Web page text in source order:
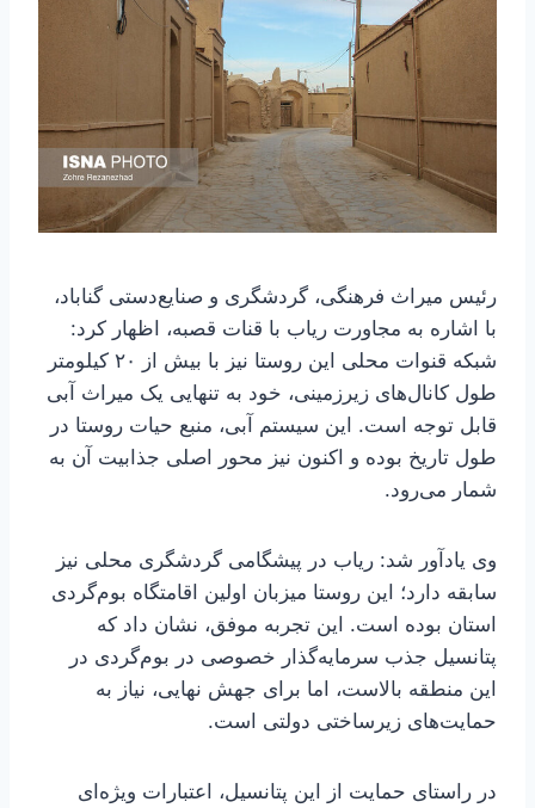
رئیس میراث فرهنگی، گردشگری و صنایع‌دستی گناباد،
با اشاره به مجاورت ریاب با قنات قصبه، اظهار کرد:
شبکه قنوات محلی این روستا نیز با بیش از ۲۰ کیلومتر
طول کانال‌های زیرزمینی، خود به تنهایی یک میراث آبی
قابل توجه است. این سیستم آبی، منبع حیات روستا در
طول تاریخ بوده و اکنون نیز محور اصلی جذابیت آن به
شمار می‌رود.
وی یادآور شد: ریاب در پیشگامی گردشگری محلی نیز
سابقه دارد؛ این روستا میزبان اولین اقامتگاه بوم‌گردی
استان بوده است. این تجربه موفق، نشان داد که
پتانسیل جذب سرمایه‌گذار خصوصی در بوم‌گردی در
این منطقه بالاست، اما برای جهش نهایی، نیاز به
حمایت‌های زیرساختی دولتی است.
در راستای حمایت از این پتانسیل، اعتبارات ویژه‌ای